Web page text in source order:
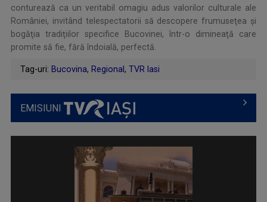
conturează ca un veritabil omagiu adus valorilor culturale ale
României, invitând telespectatorii să descopere frumuseţea şi
bogăţia tradiţiilor specifice Bucovinei, într-o dimineaţă care
promite să fie, fără îndoială, perfectă.
Tag-uri: Bucovina, Regional , TVR Iasi
EMISIUNI